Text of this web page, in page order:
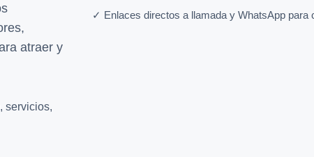
atraer y
servicios,
✓ Enlaces directos a llamada y WhatsApp para